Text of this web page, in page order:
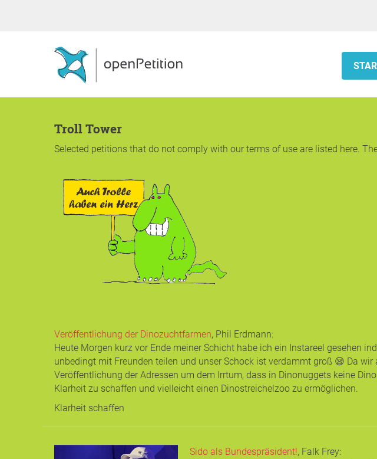
Troll Tower
Selected petitions that do not comply with our terms of use are listed here.
Veröffentlichung der Dinozuchtfarmen, Phil Erdmann:
Heute Morgen kurz vor Ende meiner Schicht habe ich ein Instareel gesehen
unbedingt mit Freunden teilen und unser Schock ist verdammt groß 😪 Da
Veröffentlichung der Adressen um dem Irrtum, dass in Dinonuggets keine
Klarheit zu schaffen und vielleicht einen Dinostreichelzoo zu ermöglichen.
Klarheit schaffen
Sido als Bundespräsident!, Falk Frey: